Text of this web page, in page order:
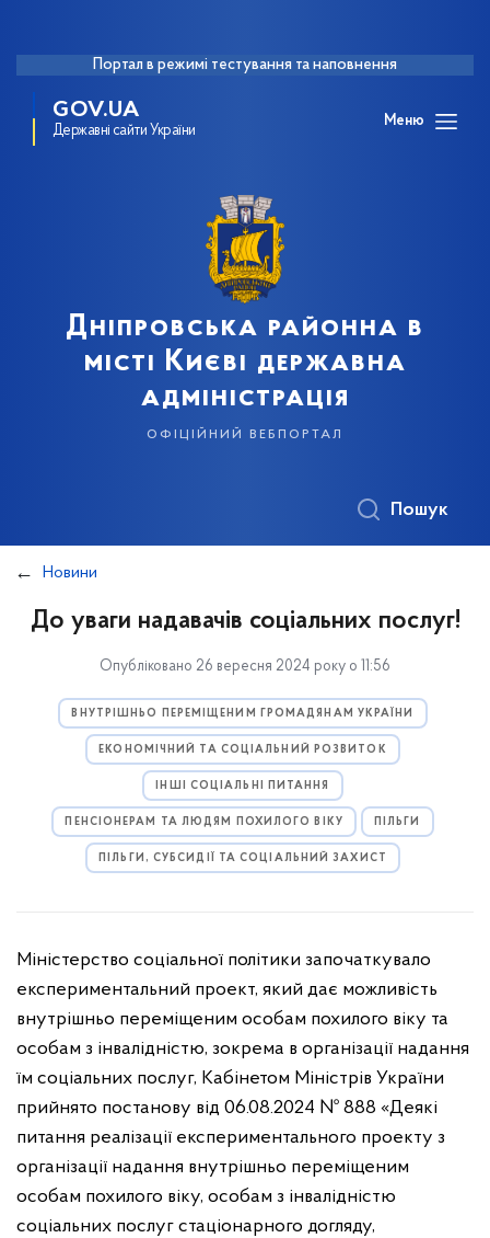
Портал в режимі тестування та наповнення
GOV.UA
Державні сайти України
Меню
Дніпровська районна в
місті Києві державна
адміністрація
офіційний вебпортал
Пошук
Новини
До уваги надавачів соціальних послуг!
Опубліковано 26 вересня 2024 року о 11:56
ВНУТРІШНЬО ПЕРЕМІЩЕНИМ ГРОМАДЯНАМ УКРАЇНИ
ЕКОНОМІЧНИЙ ТА СОЦІАЛЬНИЙ РОЗВИТОК
ІНШІ СОЦІАЛЬНІ ПИТАННЯ
ПЕНСІОНЕРАМ ТА ЛЮДЯМ ПОХИЛОГО ВІКУ ПІЛЬГИ
ПІЛЬГИ, СУБСИДІЇ ТА СОЦІАЛЬНИЙ ЗАХИСТ
Міністерство соціальної політики започаткувало
експериментальний проект, який дає можливість
внутрішньо переміщеним особам похилого віку та
особам з інвалідністю, зокрема в організації надання
їм соціальних послуг, Кабінетом Міністрів України
прийнято постанову від 06.08.2024 № 888 «Деякі
питання реалізації експериментального проекту з
організації надання внутрішньо переміщеним
особам похилого віку, особам з інвалідністю
соціальних послуг стаціонарного догляду,